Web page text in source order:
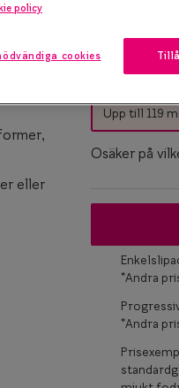
Bågstorlek
Upp till 119
Osäker på
*Andra
*Andra
eller
policy
cookies